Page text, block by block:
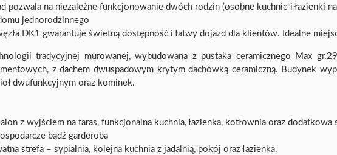
pozwala na niezależne funkcjonowanie dwóch rodzin (osobne kuchnie i łazienki
jednorodzinnego
DK1 gwarantuje świetną dostępność i łatwy dojazd dla klientów. Idealne
tradycyjnej murowanej, wybudowana z pustaka ceramicznego Max
z dachem dwuspadowym krytym dachówką ceramiczną. Budynek
dwufunkcyjnym oraz kominek.
z wyjściem na taras, funkcjonalna kuchnia, łazienka, kotłownia oraz dodatkowa
bądź garderoba
strefa – sypialnia, kolejna kuchnia z jadalnią, pokój oraz łazienka.